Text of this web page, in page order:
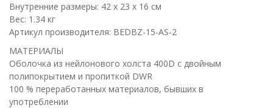
Внутренние размеры: 42 x 23 x 16 см
Вес: 1.34 кг
Артикул производителя: BEDBZ-15-AS-2
МАТЕРИАЛЫ
Оболочка из нейлонового холста 400D с двойным
полипокрытием и пропиткой DWR
100 % переработанных материалов, бывших в
употреблении